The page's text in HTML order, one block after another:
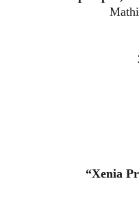
“Xenia